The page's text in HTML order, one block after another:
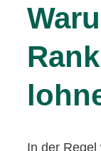
In der Regel